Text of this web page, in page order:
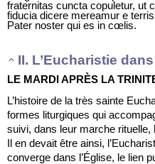
fraternitas cuncta copuletur, ut
fiducia dicere mereamur e
Pater noster qui es in cœlis.
II. L’Eucharistie
LE MARDI APRÈS LA
L’histoire de la très sainte
formes liturgiques qui
suivi, dans leur marche
Il en devait être ainsi,
converge dans l’Église, le lien